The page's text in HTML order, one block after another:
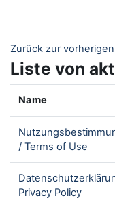
Zurück zur
Liste von
Name
/ Terms of Use
Privacy Policy